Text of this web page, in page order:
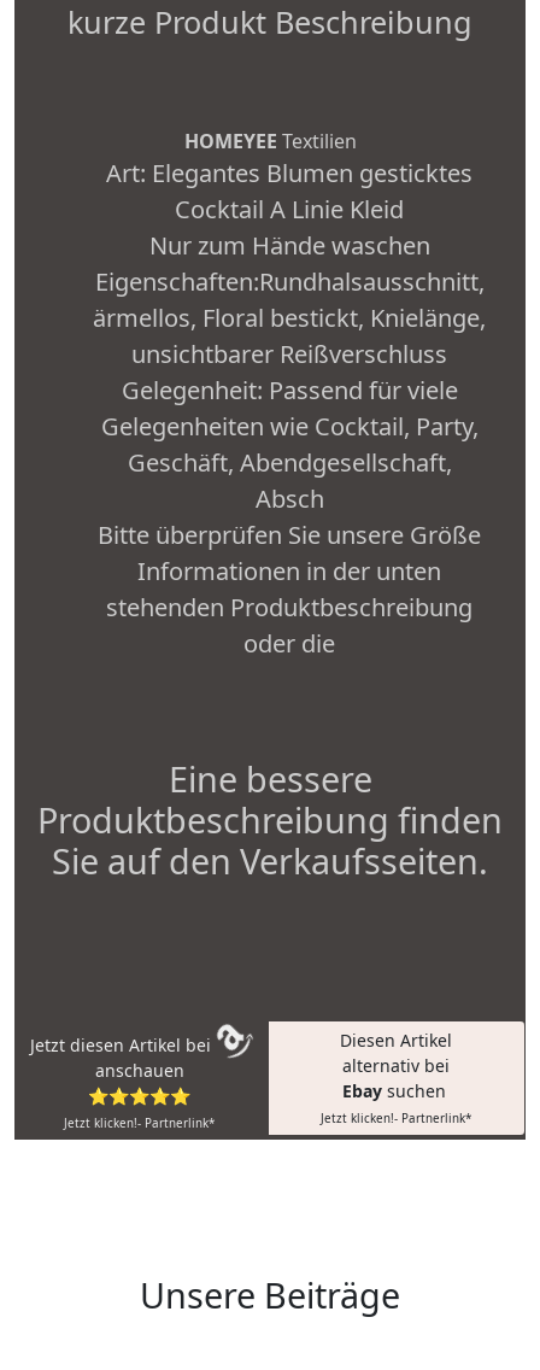
kurze Produkt Beschreibung
HOMEYEE Textilien
Art: Elegantes Blumen gesticktes
Cocktail A Linie Kleid
Nur zum Hände waschen
Eigenschaften:Rundhalsausschnitt,
ärmellos, Floral bestickt, Knielänge,
unsichtbarer Reißverschluss
Gelegenheit: Passend für viele
Gelegenheiten wie Cocktail, Party,
Geschäft, Abendgesellschaft,
Absch
Bitte überprüfen Sie unsere Größe
Informationen in der unten
stehenden Produktbeschreibung
oder die
Eine bessere
Produktbeschreibung finden
Sie auf den Verkaufsseiten.
Jetzt diesen Artikel bei
anschauen
⭐⭐⭐⭐⭐
Jetzt klicken!- Partnerlink*
Diesen Artikel
alternativ bei
Ebay suchen
Jetzt klicken!- Partnerlink*
Unsere Beiträge